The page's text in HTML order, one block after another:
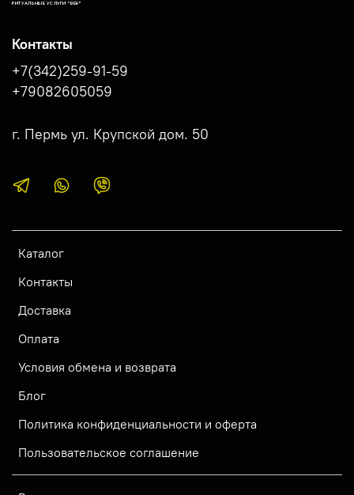
РИТУАЛЬНЫЕ УСЛУГИ "ВЕК"
Каталог
Контакты
Доставка
Оплата
Условия обмена и возврата
Блог
Политика конфиденциальности и оферта
Пользовательское соглашение
Контакты
+7(342)259-91-59
+79082605059
г. Пермь ул. Крупской дом. 50